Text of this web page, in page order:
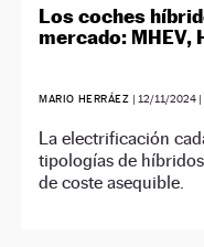
Los coches
mercado: MHEV,
MARIO HERRÁEZ | 12/11/2024|
La electrificación
tipologías de
de coste asequible.